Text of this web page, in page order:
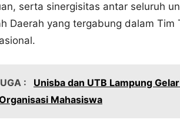
serta sinergisitas antar seluruh
Daerah yang tergabung dalam Tim
:
Unisba dan UTB Lampung
Mahasiswa